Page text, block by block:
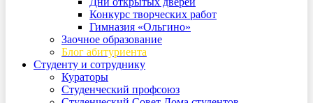
Конкурс творческих работ
Гимназия «Ольгино»
Заочное образование
Блог абитуриента
Студенту и сотруднику
Кураторы
Студенческий профсоюз